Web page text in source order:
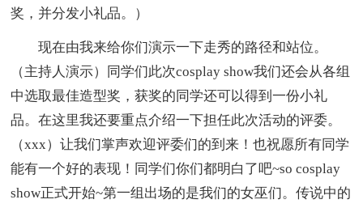
奖，并分发小礼品。）
现在由我来给你们演示一下走秀的路径和站位。
（主持人演示）同学们此次cosplay show我们还会从各组
中选取最佳造型奖，获奖的同学还可以得到一份小礼
品。在这里我还要重点介绍一下担任此次活动的评委。
（xxx）让我们掌声欢迎评委们的到来！也祝愿所有同学
能有一个好的表现！同学们你们都明白了吧~so cosplay
show正式开始~第一组出场的是我们的女巫们。传说中的